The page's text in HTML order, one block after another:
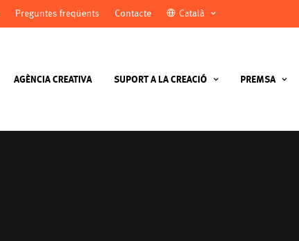
Preguntes freqüents Contacte Català
AGÈNCIA CREATIVA SUPORT A LA CREACIÓ PREMSA